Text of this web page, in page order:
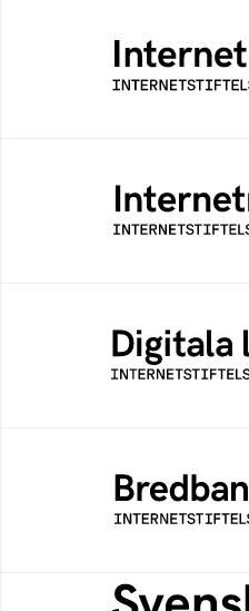
Samlad kunskap
säker och
Ett digitalt museum
av
Öppen digital
för alla
Svenska